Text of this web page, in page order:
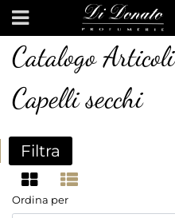
Open
Catalogo Articoli
Capelli secchi
Filtra
Ordina per